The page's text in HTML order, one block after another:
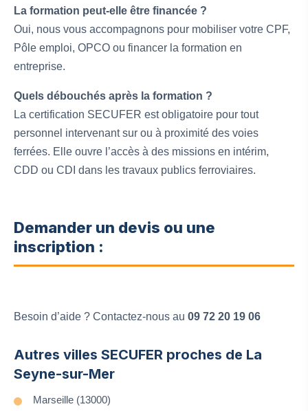
La formation peut-elle être financée ?
Oui, nous vous accompagnons pour mobiliser votre CPF,
Pôle emploi, OPCO ou financer la formation en
entreprise.
Quels débouchés après la formation ?
La certification SECUFER est obligatoire pour tout
personnel intervenant sur ou à proximité des voies
ferrées. Elle ouvre l’accès à des missions en intérim,
CDD ou CDI dans les travaux publics ferroviaires.
Demander un devis ou une
inscription :
Besoin d’aide ? Contactez-nous au 09 72 20 19 06
Autres villes SECUFER proches de La
Seyne-sur-Mer
Marseille (13000)